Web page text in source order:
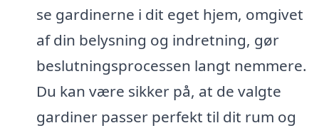
se gardinerne i dit eget hjem, omgivet
af din belysning og indretning, gør
beslutningsprocessen langt nemmere.
Du kan være sikker på, at de valgte
gardiner passer perfekt til dit rum og